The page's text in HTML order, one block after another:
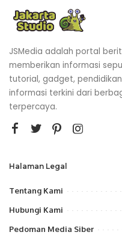
JSMedia adalah portal
memberikan informasi
tutorial, gadget,
informasi terkini dari
terpercaya.
Halaman Legal
Tentang Kami
Hubungi Kami
Pedoman Media Siber